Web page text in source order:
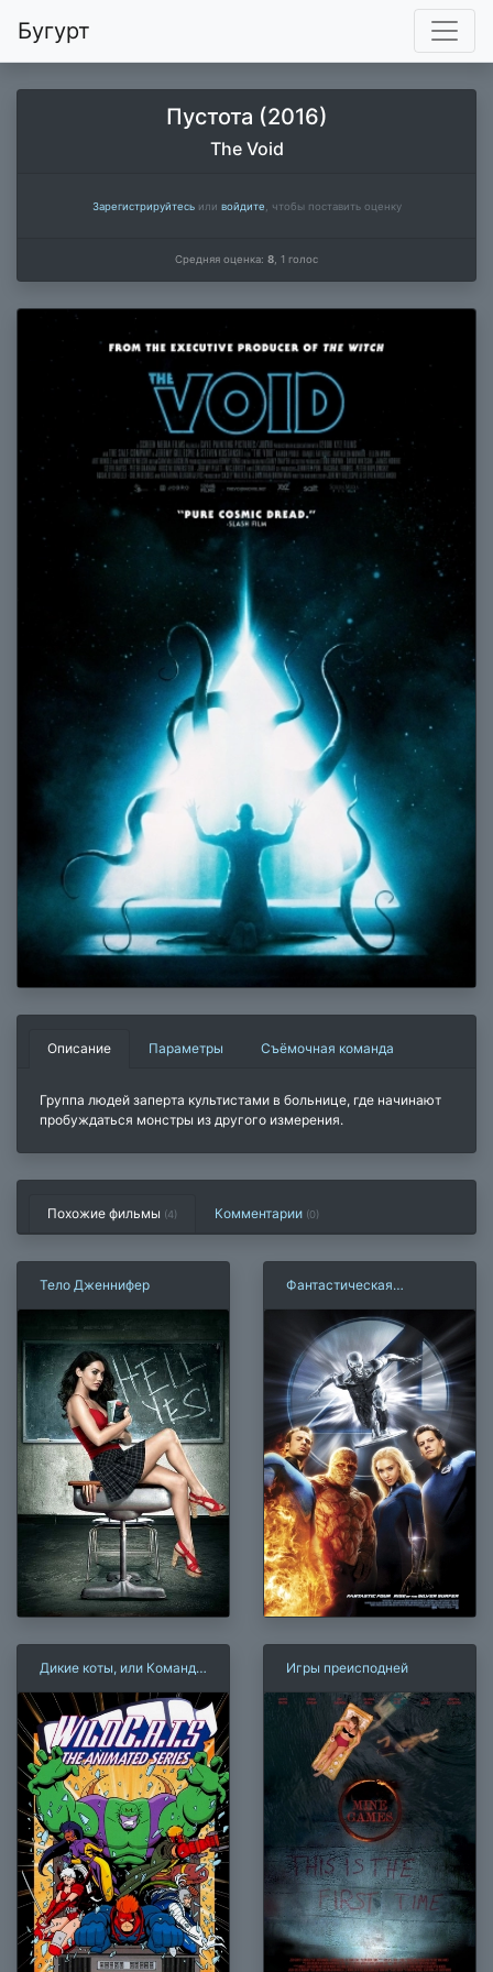
Бугурт
Пустота (2016)
The Void
Зарегистрируйтесьили войдите , чтобы поставить оценку
Средняя оценка: 8 1 голос
Описание Параметры Съёмочная команда
Группа людей заперта культистами в больнице, где начинают
пробуждаться монстры из другого измерения.
Похожие фильмы (4) Комментарии (0)
Тело Дженнифер
Фантастическая
Серебряного Серфера
Дикие коты, или Команда
Игры преисподней